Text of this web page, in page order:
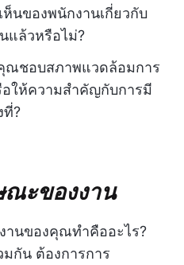
นของพนักงานเกี่ยวกับ
แล้วหรือไม่?
ณชอบสภาพแวดล้อมการ
ให้ความสำคัญกับการมี
ที่?
ะของงาน
นของคุณทำคืออะไร?
มกัน ต้องการการ